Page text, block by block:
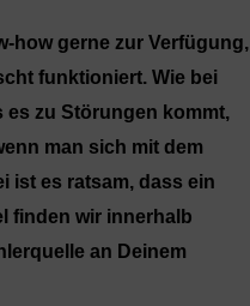
how gerne zur Verfügung,
funktioniert. Wie bei
es zu Störungen kommt,
man sich mit dem
ist es ratsam, dass ein
finden wir innerhalb
an Deinem